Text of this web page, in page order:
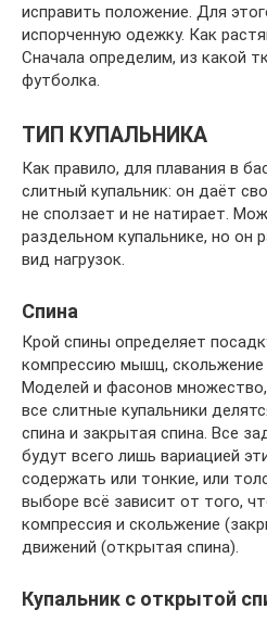
исправить положение. Для
испорченную одежку. Как
Сначала определим, из какой
футболка.
ТИП КУПАЛЬНИКА
Как правило, для плавания в
слитный купальник: он даёт
не сползает и не натирает.
раздельном купальнике, но он
вид нагрузок.
Спина
Крой спины определяет
компрессию мышц, скольжение
Моделей и фасонов
все слитные купальники
спина и закрытая спина. Все
будут всего лишь вариацией
содержать или тонкие, или
выборе всё зависит от того,
компрессия и скольжение
движений (открытая спина).
Купальник с открытой